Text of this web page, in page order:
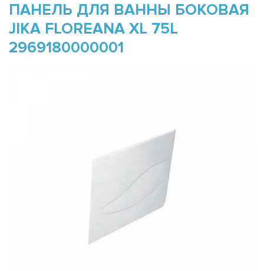
ПАНЕЛЬ ДЛЯ ВАННЫ БОКОВАЯ
JIKA FLOREANA XL 75L
2969180000001